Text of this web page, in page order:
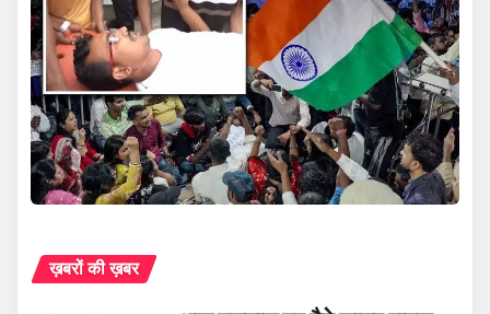
ख़बरों की ख़बर